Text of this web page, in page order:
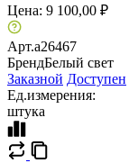
Цена: 9 100,00 ₽
Арт.a26467
БрендБелый свет
Заказной Доступен
Ед.измерения:
штука